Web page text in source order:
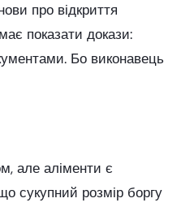
про відкриття
показати докази:
Бо виконавець
але аліменти є
сукупний розмір боргу